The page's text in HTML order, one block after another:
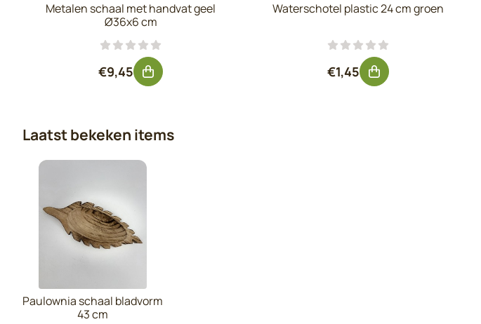
Metalen schaal met handvat geel
Ø36x6 cm
Prijs: 9,45, exclusief btw: 7,81
€9,45
Waterschotel plastic 24 cm groen
Prijs: 1,45, exclusief btw: 1,20
€1,45
Laatst bekeken items
Paulownia schaal bladvorm
43 cm